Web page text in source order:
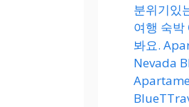
분위기있
여행 숙박
봐요.
Nevada